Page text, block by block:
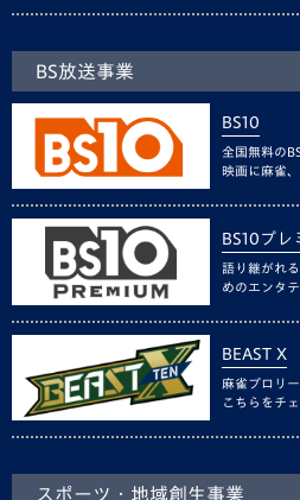
BS放送事業
BS10
全国無料の
映画に麻雀
BS10プレ
語り継がれ
めのエンタ
BEAST X
麻雀プロリ
こちらをチェ
スポーツ・地域創生事業